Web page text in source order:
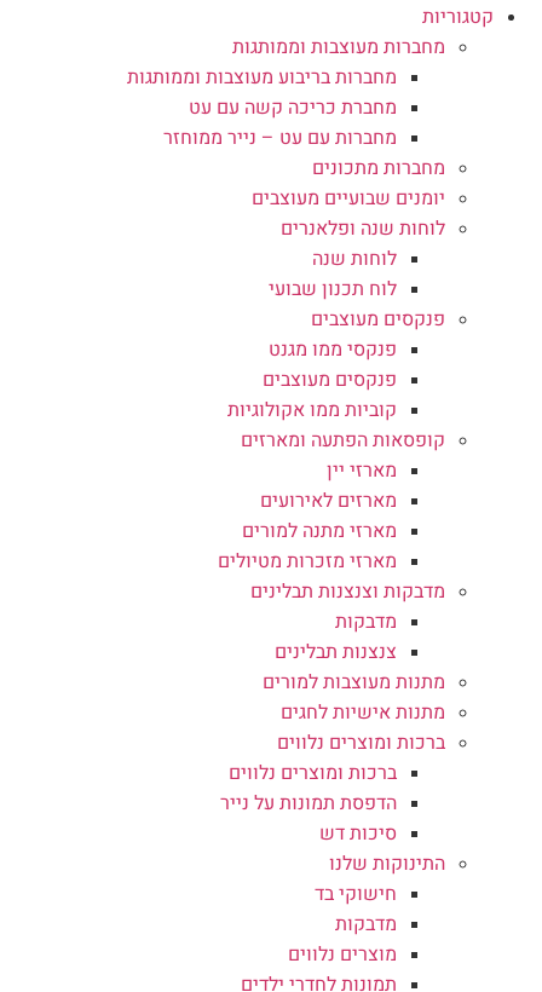
קטגוריות
מחברות מעוצבות וממותגות
מחברות בריבוע מעוצבות וממותגות
מחברת כריכה קשה עם עט
מחברות עם עט – נייר ממוחזר
מחברות מתכונים
יומנים שבועיים מעוצבים
לוחות שנה ופלאנרים
לוחות שנה
לוח תכנון שבועי
פנקסים מעוצבים
פנקסי ממו מגנט
פנקסים מעוצבים
קוביות ממו אקולוגיות
קופסאות הפתעה ומארזים
מארזי יין
מארזים לאירועים
מארזי מתנה למורים
מארזי מזכרות מטיולים
מדבקות וצנצנות תבלינים
מדבקות
צנצנות תבלינים
מתנות מעוצבות למורים
מתנות אישיות לחגים
ברכות ומוצרים נלווים
ברכות ומוצרים נלווים
הדפסת תמונות על נייר
סיכות דש
התינוקות שלנו
חישוקי בד
מדבקות
מוצרים נלווים
תמונות לחדרי ילדים